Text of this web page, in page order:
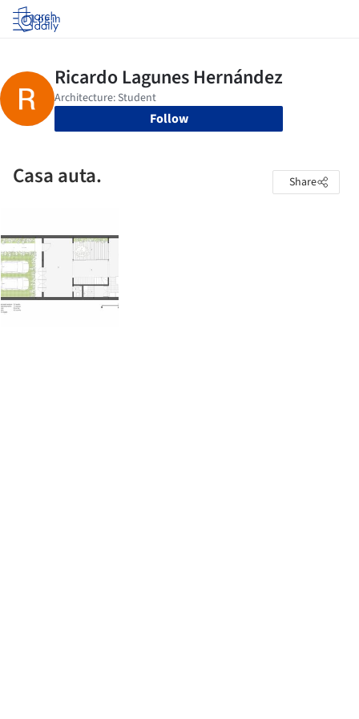
Log in
Follow
Casa auta. Share